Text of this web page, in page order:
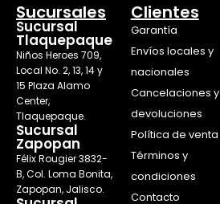
Sucursales
Sucursal
Tlaquepaque
Niños Heroes 709,
Local No. 2, 13, 14 y
15 Plaza Alamo
Center,
Tlaquepaque.
Sucursal
Zapopan
Félix Rougier 3832-
B, Col. Loma Bonita,
Zapopan, Jalisco.
Clientes
Garantía
Envíos locales y
nacionales
Cancelaciones y
devoluciones
Política de venta
Términos y
condiciones
Contacto